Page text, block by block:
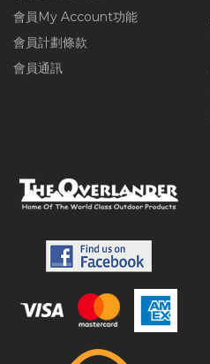
會員My Account功能
會員計劃條款
會員通訊